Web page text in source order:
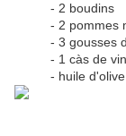
- 2 boudins
- 2 pommes
- 3 gousses
- 1 càs de
- huile d'olive